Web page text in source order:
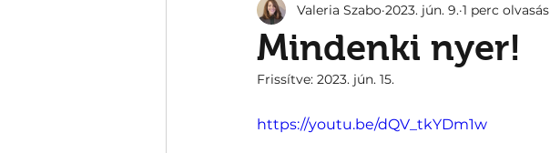
Mindenki nyer!
Valeria Szabo 2023. jún. 9. 1 perc olvasás
Frissítve: 2023. jún. 15.
https://youtu.be/dQV_tkYDm1w